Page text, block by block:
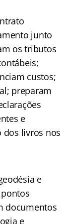
junto
os tributos
custos;
preparam
e
livros nos
e
documentos
e